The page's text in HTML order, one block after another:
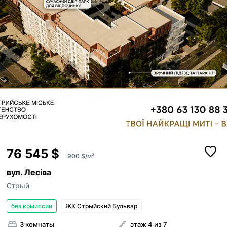
76 545 $ 900 $/м²
вул. Лесіва
Стрый
без комиссии ЖК Стрыйский Бульвар
3 комнаты
этаж 4 из 7